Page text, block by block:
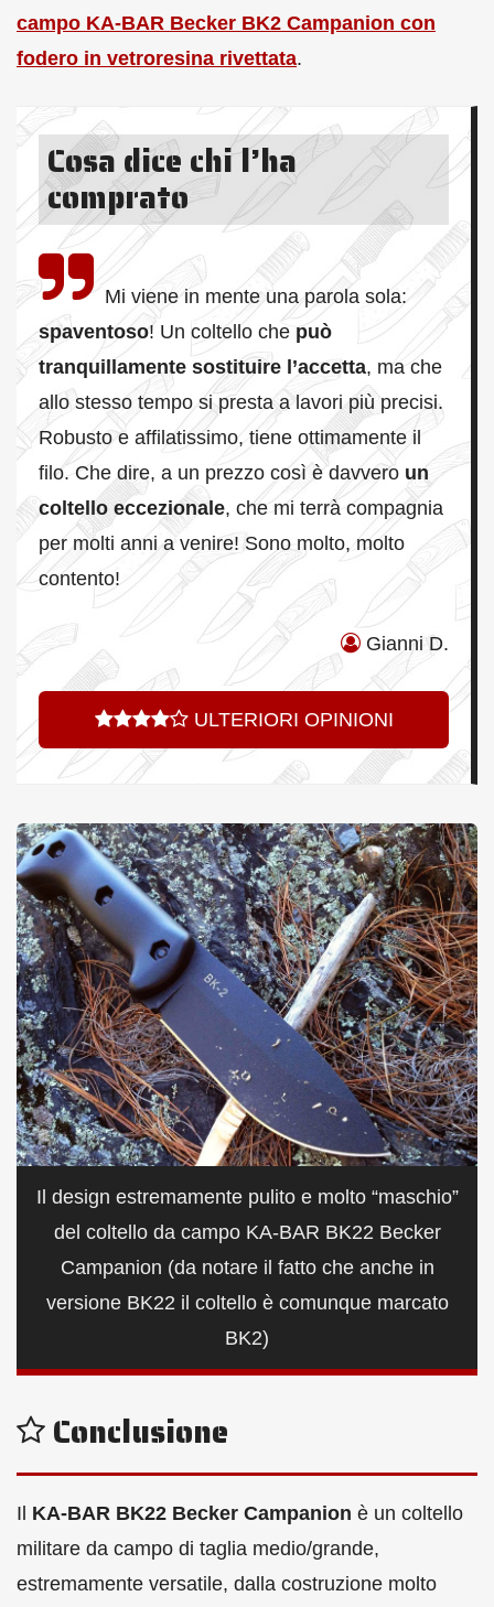
campo KA-BAR Becker BK2 Campanion con
fodero in vetroresina rivettata.
Cosa dice chi l’ha
comprato
Mi viene in mente una parola sola:
spaventoso! Un coltello che può
tranquillamente sostituire l’accetta, ma che
allo stesso tempo si presta a lavori più precisi.
Robusto e affilatissimo, tiene ottimamente il
filo. Che dire, a un prezzo così è davvero un
coltello eccezionale, che mi terrà compagnia
per molti anni a venire! Sono molto, molto
contento!
Gianni D.
ULTERIORI OPINIONI
Il design estremamente pulito e molto “maschio”
del coltello da campo KA-BAR BK22 Becker
Campanion (da notare il fatto che anche in
versione BK22 il coltello è comunque marcato
BK2)
Conclusione
Il KA-BAR BK22 Becker Campanion è un coltello
militare da campo di taglia medio/grande,
estremamente versatile, dalla costruzione molto